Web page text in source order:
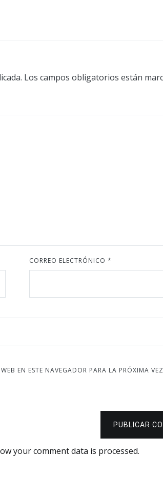
Los campos obligatorios están
CORREO ELECTRÓNICO*
EN ESTE NAVEGADOR PARA LA PRÓXIMA
PUBLICAR
your comment data is processed.